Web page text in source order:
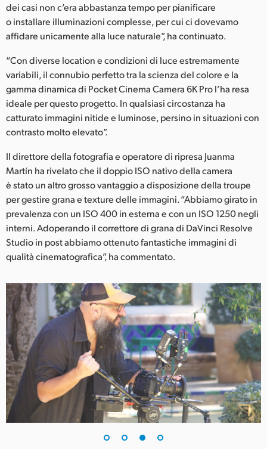
United States
dei casi non c’era abbastanza tempo per pianificare
o installare illuminazioni complesse, per cui ci dovevamo
affidare unicamente alla luce naturale”, ha continuato.
“Con diverse location e condizioni di luce estremamente
variabili, il connubio perfetto tra la scienza del colore e la
gamma dinamica di Pocket Cinema Camera 6K Pro l’ha resa
ideale per questo progetto. In qualsiasi circostanza ha
catturato immagini nitide e luminose, persino in situazioni con
contrasto molto elevato”.
Il direttore della fotografia e operatore di ripresa Juanma
Martín ha rivelato che il doppio ISO nativo della camera
è stato un altro grosso vantaggio a disposizione della troupe
per gestire grana e texture delle immagini. “Abbiamo girato in
prevalenza con un ISO 400 in esterna e con un ISO 1250 negli
interni. Adoperando il correttore di grana di DaVinci Resolve
Studio in post abbiamo ottenuto fantastiche immagini di
qualità cinematografica”, ha commentato.